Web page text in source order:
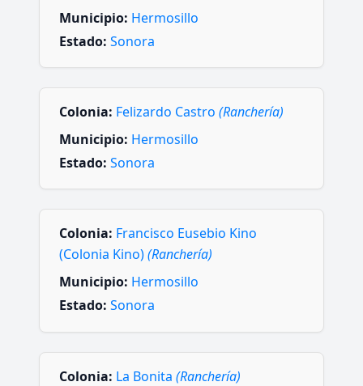
Municipio: Hermosillo
Estado: Sonora
Colonia: Felizardo Castro (Ranchería)
Municipio: Hermosillo
Estado: Sonora
Colonia: Francisco Eusebio Kino
(Colonia Kino)(Ranchería)
Municipio: Hermosillo
Estado: Sonora
Colonia: La Bonita (Ranchería)